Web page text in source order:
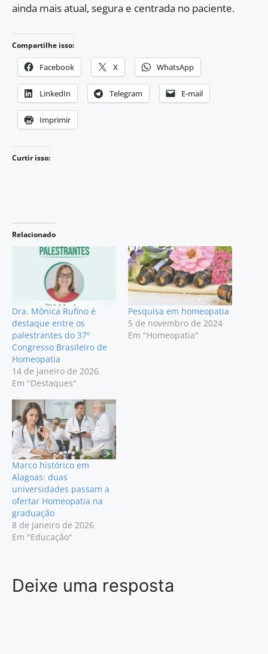
ainda mais atual, segura e centrada no paciente.
Compartilhe isso:
Facebook X WhatsApp
LinkedIn Telegram E-mail
Imprimir
Curtir isso:
Relacionado
Dra. Mônica Rufino é
destaque entre os
palestrantes do 37º
Congresso Brasileiro de
Homeopatia
14 de janeiro de 2026
Em "Destaques"
Pesquisa em homeopatia
5 de novembro de 2024
Em "Homeopatia"
Marco histórico em
Alagoas: duas
universidades passam a
ofertar Homeopatia na
graduação
8 de janeiro de 2026
Em "Educação"
Deixe uma resposta